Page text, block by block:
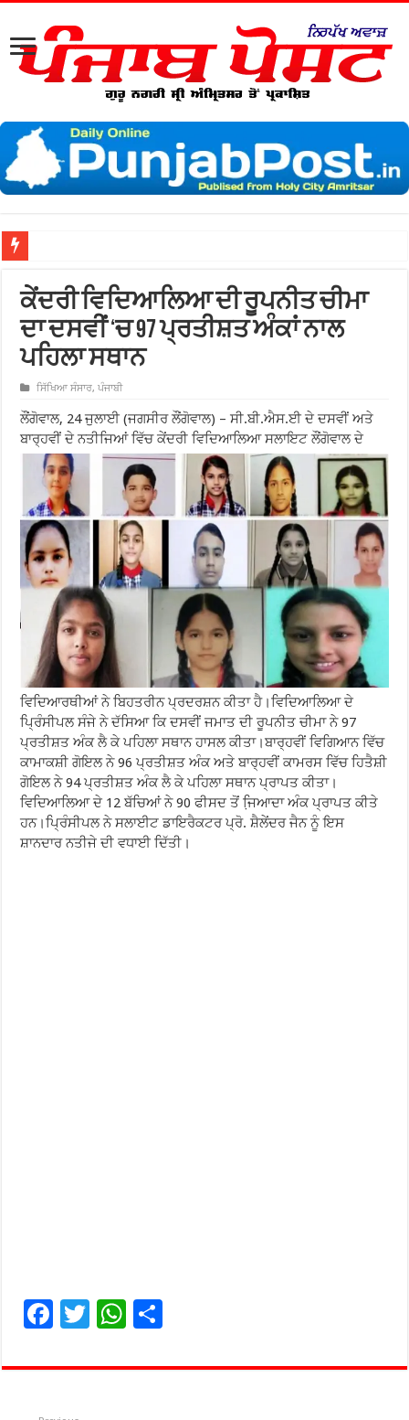
ਕੇਂਦਰੀ ਵਿਦਿਆਲਿਆ ਦੀ ਰੂਪਨੀਤ ਚੀਮਾ
ਦਾ ਦਸਵੀਂ ‘ਚ 97 ਪ੍ਰਤੀਸ਼ਤ ਅੰਕਾਂ ਨਾਲ
ਪਹਿਲਾ ਸਥਾਨ
ਸਿੱਖਿਆ ਸੰਸਾਰ,ਪੰਜਾਬੀ
ਲੌਂਗੋਵਾਲ, 24 ਜੁਲਾਈ (ਜਗਸੀਰ ਲੌਂਗੋਵਾਲ) – ਸੀ.ਬੀ.ਐਸ.ਈ ਦੇ ਦਸਵੀਂ ਅਤੇ
ਬਾਰ੍ਹਵੀਂ ਦੇ ਨਤੀਜਿਆਂ ਵਿੱਚ ਕੇਂਦਰੀ ਵਿਦਿਆਲਿਆ ਸਲਾਇਟ ਲੌਂਗੋਵਾਲ ਦੇ
ਵਿਦਿਆਰਥੀਆਂ ਨੇ ਬਿਹਤਰੀਨ ਪ੍ਰਦਰਸ਼ਨ ਕੀਤਾ ਹੈ।ਵਿਦਿਆਲਿਆ ਦੇ
ਪ੍ਰਿੰਸੀਪਲ ਸੰਜੇ ਨੇ ਦੱਸਿਆ ਕਿ ਦਸਵੀਂ ਜਮਾਤ ਦੀ ਰੂਪਨੀਤ ਚੀਮਾ ਨੇ 97
ਪ੍ਰਤੀਸ਼ਤ ਅੰਕ ਲੈ ਕੇ ਪਹਿਲਾ ਸਥਾਨ ਹਾਸਲ ਕੀਤਾ।ਬਾਰ੍ਹਵੀਂ ਵਿਗਿਆਨ ਵਿੱਚ
ਕਾਮਾਕਸ਼ੀ ਗੋਇਲ ਨੇ 96 ਪ੍ਰਤੀਸ਼ਤ ਅੰਕ ਅਤੇ ਬਾਰ੍ਹਵੀਂ ਕਾਮਰਸ ਵਿੱਚ ਹਿਤੈਸ਼ੀ
ਗੋਇਲ ਨੇ 94 ਪ੍ਰਤੀਸ਼ਤ ਅੰਕ ਲੈ ਕੇ ਪਹਿਲਾ ਸਥਾਨ ਪ੍ਰਾਪਤ ਕੀਤਾ।
ਵਿਦਿਆਲਿਆ ਦੇ 12 ਬੱਚਿਆਂ ਨੇ 90 ਫੀਸਦ ਤੋਂ ਜਿ਼ਆਦਾ ਅੰਕ ਪ੍ਰਾਪਤ ਕੀਤੇ
ਹਨ।ਪ੍ਰਿੰਸੀਪਲ ਨੇ ਸਲਾਈਟ ਡਾਇਰੈਕਟਰ ਪ੍ਰੋ. ਸ਼ੈਲੇਂਦਰ ਜੈਨ ਨੂੰ ਇਸ
ਸ਼ਾਨਦਾਰ ਨਤੀਜੇ ਦੀ ਵਧਾਈ ਦਿੱਤੀ।
F
e
T
tt
W
at ar